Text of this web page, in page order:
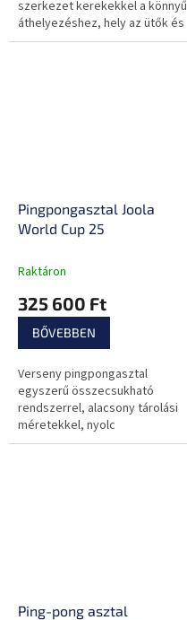
szerkezet kerekekkel a könnyű
áthelyezéshez, hely az ütők és
labdák tárolására.
Pingpongasztal Joola
World Cup 25
Raktáron
325 600 Ft
BŐVEBBEN
Verseny pingpongasztal
egyszerű összecsukható
rendszerrel, alacsony tárolási
méretekkel, nyolc
szállítókerékkel, dupla
Ping-pong asztal